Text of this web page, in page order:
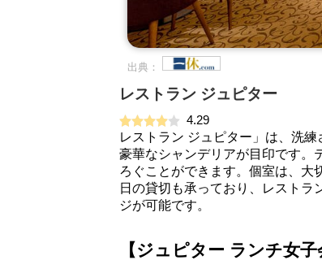
出典：
レストラン ジュピター
4.29
レストラン ジュピター」は、洗
豪華なシャンデリアが目印です。
ろぐことができます。個室は、大
日の貸切も承っており、レスト
ジが可能です。
【ジュピター ランチ女